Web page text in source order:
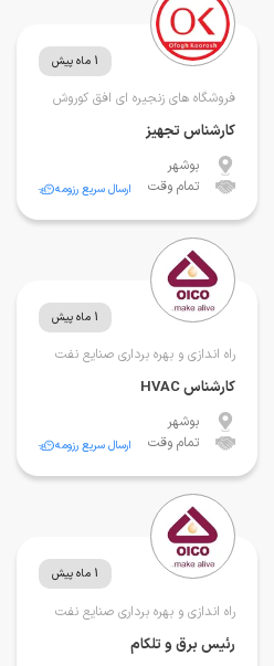
1 ماه پیش
فروشگاه های زنجیره ای افق کوروش
کارشناس تجهیز
بوشهر
تمام وقت
ارسال سریع رزومه
1 ماه پیش
راه اندازی و بهره برداری صنایع نفت
کارشناس HVAC
بوشهر
تمام وقت
ارسال سریع رزومه
1 ماه پیش
راه اندازی و بهره برداری صنایع نفت
رئیس برق و تلکام